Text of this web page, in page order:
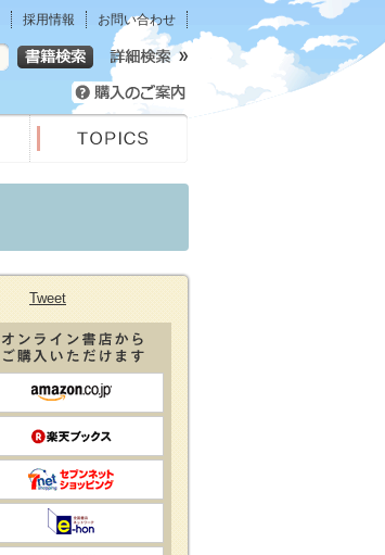
採用情報 お問い合わせ
Tweet